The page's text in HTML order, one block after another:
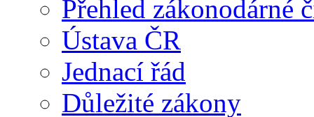
Přehled zákonodárné
Ústava ČR
Jednací řád
Důležité zákony